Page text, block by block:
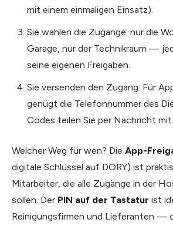
mit einem einmaligen Einsatz).
Sie wählen die Zugänge: nur die
Garage, nur der Technikraum —
seine eigenen Freigaben.
Sie versenden den Zugang: Für
genügt die Telefonnummer des
Codes teilen Sie per Nachricht mit.
Welcher Weg für wen? Die App-
digitale Schlüssel auf DORY) ist
Mitarbeiter, die alle Zugänge in der
sollen. Der PIN auf der Tastatur ist
Reinigungsfirmen und Lieferanten —